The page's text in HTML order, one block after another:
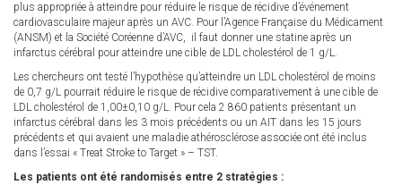
plus appropriée à atteindre pour réduire le risque de récidive d’événement
cardiovasculaire majeur après un AVC. Pour l’Agence Française du Médicament
(ANSM) et la Société Coréenne d’AVC, il faut donner une statine après un
infarctus cérébral pour atteindre une cible de LDL cholestérol de 1 g/L.
Les chercheurs ont testé l’hypothèse qu’atteindre un LDL cholestérol de moins
de 0,7 g/L pourrait réduire le risque de récidive comparativement à une cible de
LDL cholestérol de 1,00±0,10 g/L. Pour cela 2 860 patients présentant un
infarctus cérébral dans les 3 mois précédents ou un AIT dans les 15 jours
précédents et qui avaient une maladie athérosclérose associée ont été inclus
dans l’essai « Treat Stroke to Target » – TST.
Les patients ont été randomisés entre 2 stratégies :